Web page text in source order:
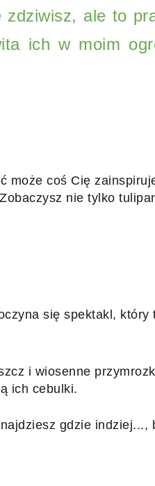
ale to
ich w moim
może coś Cię
nie tylko
się spektakl, który
i wiosenne
ich cebulki.
gdzie indziej...,